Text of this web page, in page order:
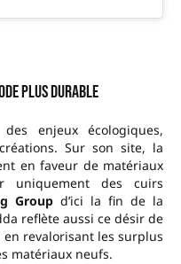
plus durable
enjeux écologiques,
Sur son site, la
en faveur de matériaux
uniquement des cuirs
Group d’ici la fin de la
reflète aussi ce désir de
revalorisant les surplus
matériaux neufs.